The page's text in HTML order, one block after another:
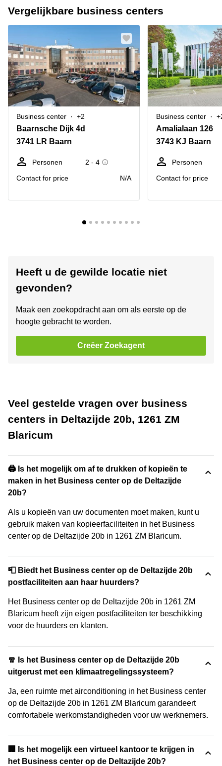
Vergelijkbare business centers
Business center +2
Baarnsche Dijk 4d
3741 LR Baarn
Personen
2 - 4
Contact for price
N/A
Business center
Amalialaan 126
3743 KJ Baarn
Personen
Contact for price
Heeft u de gewilde locatie niet
gevonden?
Maak een zoekopdracht aan om als eerste op de
hoogte gebracht te worden.
Creëer Zoekagent
Veel gestelde vragen over business
centers in Deltazijde 20b, 1261 ZM
Blaricum
🖨️ Is het mogelijk om af te drukken of kopieën te
maken in het Business center op de Deltazijde
20b?
Als u kopieën van uw documenten moet maken, kunt u
gebruik maken van kopieerfaciliteiten in het Business
center op de Deltazijde 20b in 1261 ZM Blaricum.
📮 Biedt het Business center op de Deltazijde 20b
postfaciliteiten aan haar huurders?
Het Business center op de Deltazijde 20b in 1261 ZM
Blaricum heeft zijn eigen postfaciliteiten ter beschikking
voor de huurders en klanten.
🧣 Is het Business center op de Deltazijde 20b
uitgerust met een klimaatregelingssysteem?
Ja, een ruimte met airconditioning in het Business center
op de Deltazijde 20b in 1261 ZM Blaricum garandeert
comfortabele werkomstandigheden voor uw werknemers.
🏢 Is het mogelijk een virtueel kantoor te krijgen in
het Business center op de Deltazijde 20b?